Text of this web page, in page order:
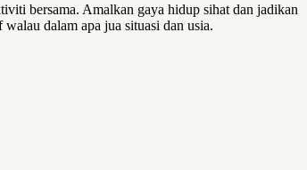
bersama. Amalkan gaya hidup sihat dan jadikan
dalam apa jua situasi dan usia.